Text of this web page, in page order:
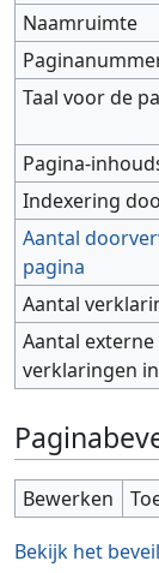
Naamruimte
Taal voor de
Pagina-
Indexering
Aantal
pagina
Aantal
Aantal
verklaringen
Bewerken
Bekijk het